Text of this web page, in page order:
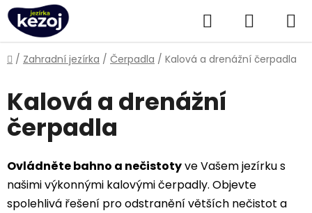
Přejít
na
obsah
Hledat
KOŠÍK
Domů
/ Zahradní jezírka / Čerpadla / Kalová a drenážní čerpadla
Kalová a drenážní
čerpadla
Ovládněte bahno a nečistotyve Vašem jezírku s
našimi výkonnými kalovými čerpadly. Objevte
spolehlivá řešení pro odstranění větších nečistot a